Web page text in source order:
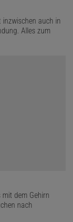
auch in
Alles zum
dem Gehirn
nach